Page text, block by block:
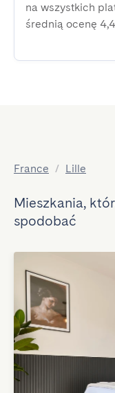
na wszystkich
średnią ocenę
France / Lille
Mieszkania,
spodobać